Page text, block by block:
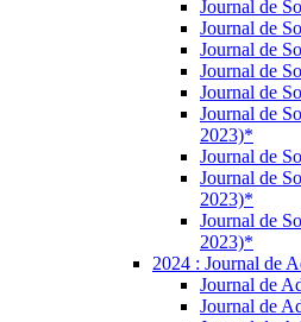
Journal de
Journal de
Journal de
Journal de
Journal de
Journal de
2023)*
Journal de
Journal de
2023)*
Journal de
2023)*
2024 : Journal de
Journal de
Journal de